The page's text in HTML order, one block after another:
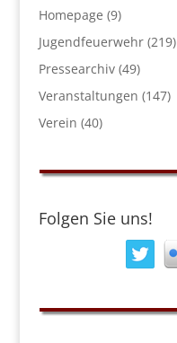
Homepage (9)
Jugendfeuerwehr(219)
Pressearchiv(49)
Veranstaltungen (147)
Verein (40)
Folgen Sie uns!